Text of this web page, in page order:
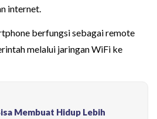
internet.
berfungsi sebagai remote
melalui jaringan WiFi ke
Membuat Hidup Lebih